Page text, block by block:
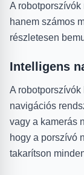
A
hanem számos
részletesen
Intelligens
A
navigációs
vagy a kamerás
hogy a porszívó
takarítson